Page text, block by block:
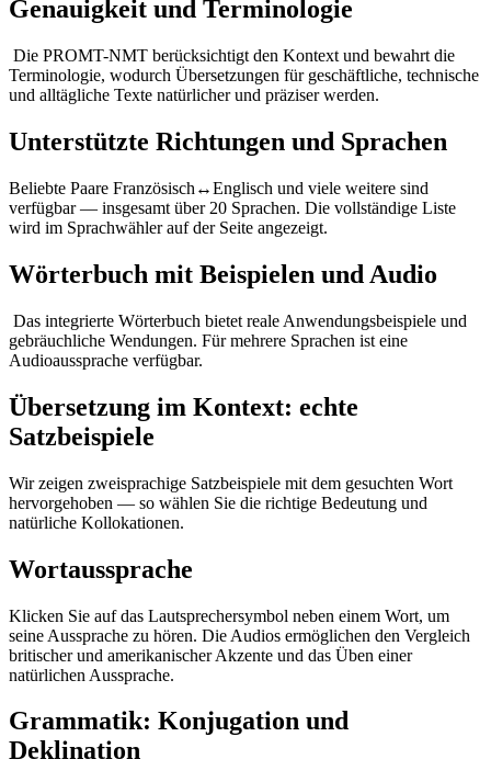
Genauigkeit und Terminologie
Die PROMT-NMT berücksichtigt den Kontext und bewahrt die
Terminologie, wodurch Übersetzungen für geschäftliche, technische
und alltägliche Texte natürlicher und präziser werden.
Unterstützte Richtungen und Sprachen
Beliebte Paare Französisch↔Englisch und viele weitere sind
verfügbar — insgesamt über 20 Sprachen. Die vollständige Liste
wird im Sprachwähler auf der Seite angezeigt.
Wörterbuch mit Beispielen und Audio
Das integrierte Wörterbuch bietet reale Anwendungsbeispiele und
gebräuchliche Wendungen. Für mehrere Sprachen ist eine
Audioaussprache verfügbar.
Übersetzung im Kontext: echte
Satzbeispiele
Wir zeigen zweisprachige Satzbeispiele mit dem gesuchten Wort
hervorgehoben — so wählen Sie die richtige Bedeutung und
natürliche Kollokationen.
Wortaussprache
Klicken Sie auf das Lautsprechersymbol neben einem Wort, um
seine Aussprache zu hören. Die Audios ermöglichen den Vergleich
britischer und amerikanischer Akzente und das Üben einer
natürlichen Aussprache.
Grammatik: Konjugation und
Deklination